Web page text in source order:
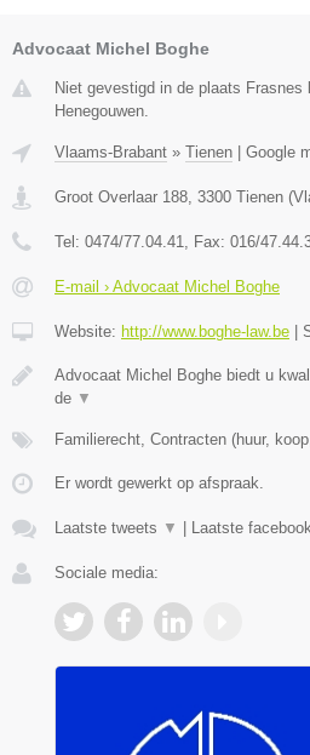
Advocaat Michel Boghe
Niet gevestigd in de plaats
Henegouwen.
Vlaams-Brabant » Tienen Google
Groot Overlaar 188 3300 Tienen (
Tel: 0474/77.04.41 , Fax: 016/
E-mail › Advocaat Michel Boghe
Website: http://www.boghe-law.be
Advocaat Michel Boghe biedt u
de ▼
Familierecht, Contracten (huur,
Er wordt gewerkt op afspraak.
Laatste tweets ▼ Laatste
Sociale media: